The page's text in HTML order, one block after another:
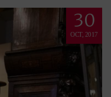
30
OCT, 2017